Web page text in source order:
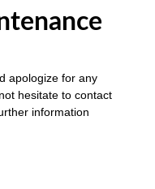
apologize for any
hesitate to contact
information